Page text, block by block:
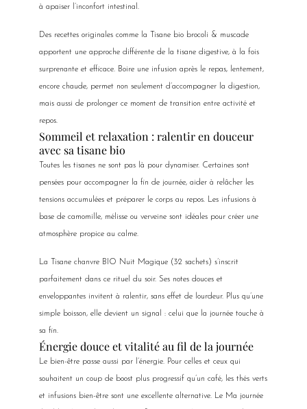
à apaiser l’inconfort intestinal.
Des recettes originales comme la Tisane bio brocoli & muscade
apportent une approche différente de la tisane digestive, à la fois
surprenante et efficace. Boire une infusion après le repas, lentement,
encore chaude, permet non seulement d’accompagner la digestion,
mais aussi de prolonger ce moment de transition entre activité et
repos.
Sommeil et relaxation : ralentir en douceur
avec sa tisane bio
Toutes les tisanes ne sont pas là pour dynamiser. Certaines sont
pensées pour accompagner la fin de journée, aider à relâcher les
tensions accumulées et préparer le corps au repos. Les infusions à
base de camomille, mélisse ou verveine sont idéales pour créer une
atmosphère propice au calme.
La Tisane chanvre BIO Nuit Magique (32 sachets) s’inscrit
parfaitement dans ce rituel du soir. Ses notes douces et
enveloppantes invitent à ralentir, sans effet de lourdeur. Plus qu’une
simple boisson, elle devient un signal : celui que la journée touche à
sa fin.
Énergie douce et vitalité au fil de la journée
Le bien-être passe aussi par l’énergie. Pour celles et ceux qui
souhaitent un coup de boost plus progressif qu’un café, les thés verts
et infusions bien-être sont une excellente alternative. Le Ma journée